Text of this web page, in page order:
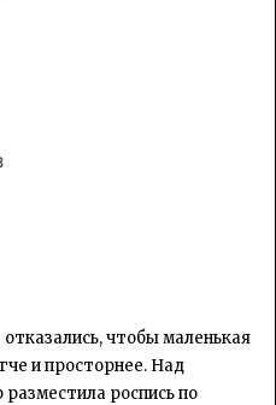
чтобы маленькая
и просторнее. Над
роспись по